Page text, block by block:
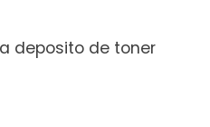
deposito de toner